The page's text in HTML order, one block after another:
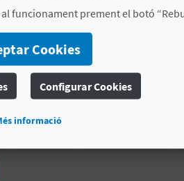
I MEDI AMBIENT
funcionament prement el botó
Cookies
Configurar Cookies
informació